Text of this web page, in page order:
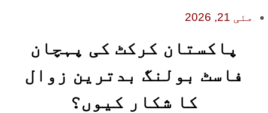
مئی 21, 2026
پاکستان کرکٹ کی پہچان
فاسٹ بولنگ بدترین زوال
کا شکار کیوں؟